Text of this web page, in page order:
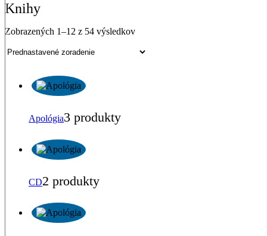
Knihy
Zobrazených 1–12 z 54 výsledkov
Apológia3 produkty
CD2 produkty